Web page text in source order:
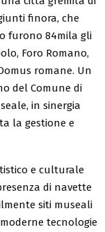
finora, che
furono 84mila gli
Foro Romano,
romane. Un
del Comune di
in sinergia
la gestione e
e culturale
di navette
siti museali
tecnologie